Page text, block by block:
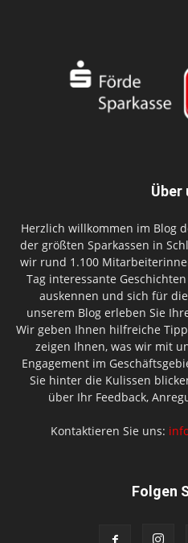
Über
Herzlich willkommen im Blog
der größten Sparkassen in
wir rund 1.100
Tag interessante
auskennen und sich für
unserem Blog erleben Sie
Wir geben Ihnen hilfreiche
zeigen Ihnen, was wir mit
Engagement im
Sie hinter die Kulissen
über Ihr Feedback,
Kontaktieren Sie uns:
Folgen